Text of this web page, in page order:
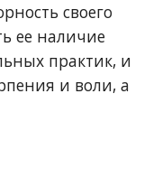
своего
ее наличие
практик, и
и воли, а